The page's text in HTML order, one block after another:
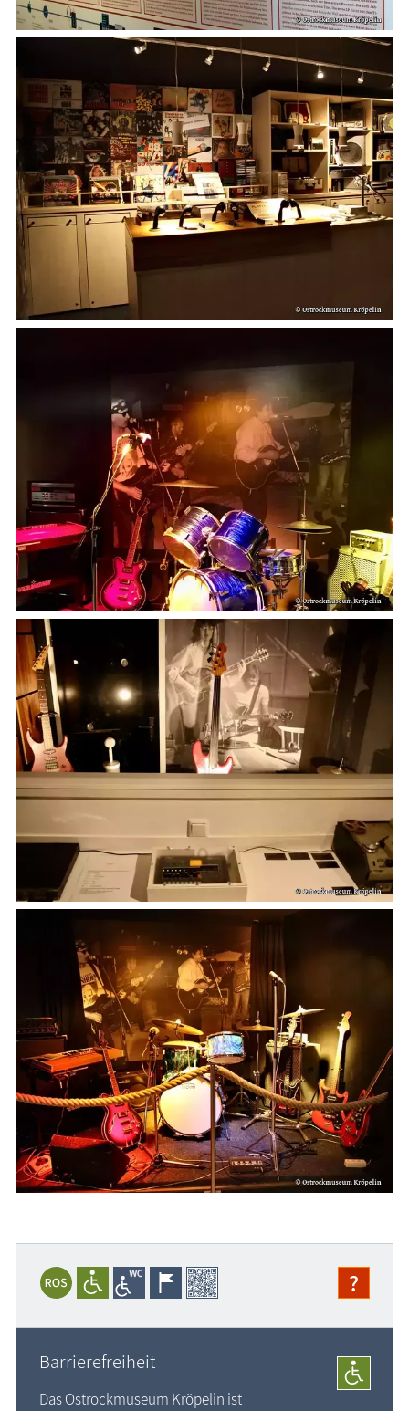
?
Barrierefreiheit
Das Ostrockmuseum Kröpelin ist